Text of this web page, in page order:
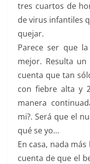
tres cuartos de
de virus infantiles
quejar.
Parece ser que
mejor. Resulta
cuenta que tan
con fiebre alta y
manera
mi?. Será que el
qué se yo…
En casa, nada
cuenta de que el